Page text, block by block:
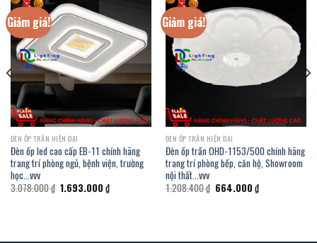
Giảm giá!
ĐÈN ỐP TRẦN HIỆN ĐẠI
Đèn ốp led cao cấp EB-11 chính hãng
trang trí phòng ngủ, bệnh viện, trường
học…vvv
3.078.000₫ Giá
gốc
1.693.000 ₫Giá
hiện
Giảm giá!
ĐÈN ỐP TRẦN HIỆN ĐẠI
Đèn ốp trần OHD-1153/500 chính hãng
trang trí phòng bếp, căn hộ, Showroom
nội thất…vvv
1.208.400₫ Giá
gốc
664.000 ₫Giá
hiện